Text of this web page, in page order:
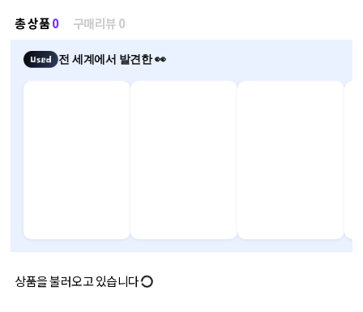
총 상품0 구매리뷰 0
전 세계에서 발견한 👀
상품을 불러오고 있습니다